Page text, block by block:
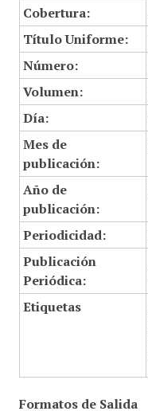
Cobertura:
Título Uniforme:
Número:
Volumen:
Día:
Mes de
publicación:
Año de
publicación:
Periodicidad:
Publicación
Periódica:
Etiquetas
Formatos de Salida